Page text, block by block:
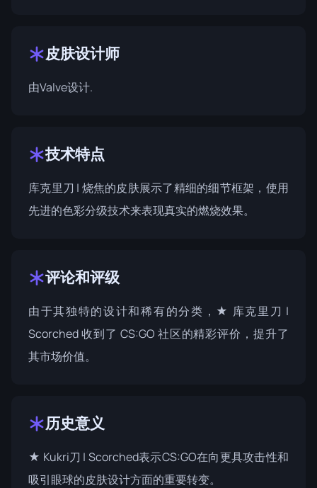
皮肤设计师
由Valve设计.
技术特点
库克里刀 | 烧焦的皮肤展示了精细的细节框架，使用
先进的色彩分级技术来表现真实的燃烧效果。
评论和评级
由于其独特的设计和稀有的分类，★ 库克里刀 |
Scorched 收到了 CS:GO 社区的精彩评价，提升了
其市场价值。
历史意义
★ Kukri刀 | Scorched表示CS:GO在向更具攻击性和
吸引眼球的皮肤设计方面的重要转变。